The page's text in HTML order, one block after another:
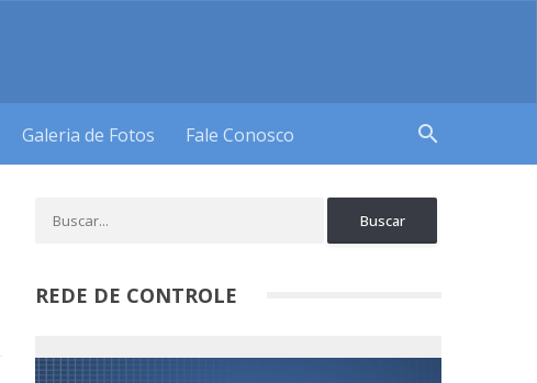
Galeria de Fotos Fale Conosco search
REDE DE CONTROLE